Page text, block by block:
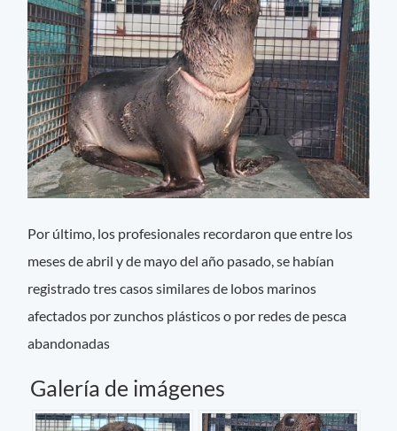
Por último, los profesionales recordaron que entre los
meses de abril y de mayo del año pasado, se habían
registrado tres casos similares de lobos marinos
afectados por zunchos plásticos o por redes de pesca
abandonadas
Galería de imágenes